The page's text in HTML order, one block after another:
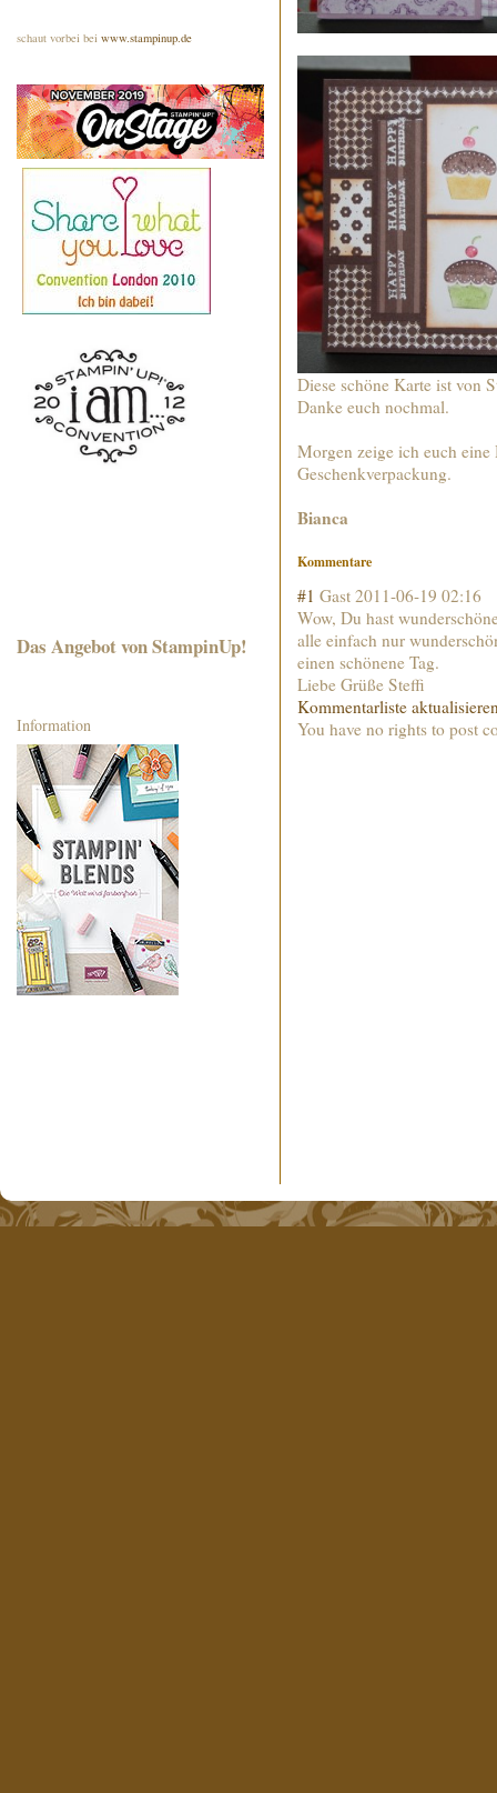
schaut vorbei bei www.stampinup.de
Das Angebot von StampinUp!
Information
Diese schöne Karte ist von
Danke euch nochmal.
Morgen zeige ich euch eine
Geschenkverpackung.
Bianca
Kommentare
#1 Gast 2011-06-19 02:16
Wow, Du hast
alle einfach nur
einen schönene Tag.
Liebe Grüße Steffi
Kommentarliste
You have no rights to post